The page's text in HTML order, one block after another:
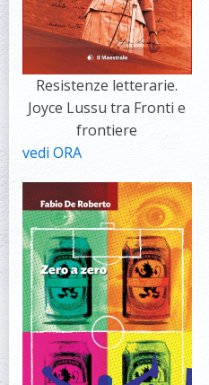
Resistenze letterarie.
Joyce Lussu tra Fronti e
frontiere
vedi ORA